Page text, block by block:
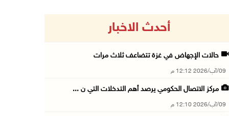
أحدث الاخبار
حالات الإجهاض في غزة تتضاعف ثلاث مرات
09/آب/2026 12:12 م
مركز الاتصال الحكومي يرصد أهم التدخلات التي ن ...
09/آب/2026 12:10 م